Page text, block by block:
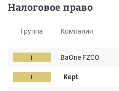
Налоговое право
Группа Компания
BaOne FZCO
Kept